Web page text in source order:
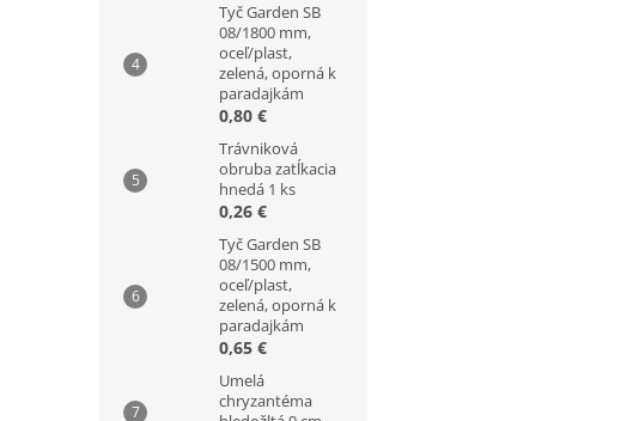
Tyč Garden SB
08/1800 mm,
oceľ/plast,
zelená, oporná k
paradajkám
0,80 €
Trávniková
obruba zatĺkacia
hnedá 1 ks
0,26 €
Tyč Garden SB
08/1500 mm,
oceľ/plast,
zelená, oporná k
paradajkám
0,65 €
Umelá
chryzantéma